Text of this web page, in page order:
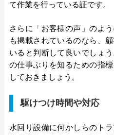
て作業を行っている証です。
さらに「お客様の声」のよ
も掲載されているのなら、
いると判断して良いでしょ
の仕事ぶりを知るための指
しておきましょう。
駆けつけ時間や対応
水回り設備に何かしらのト